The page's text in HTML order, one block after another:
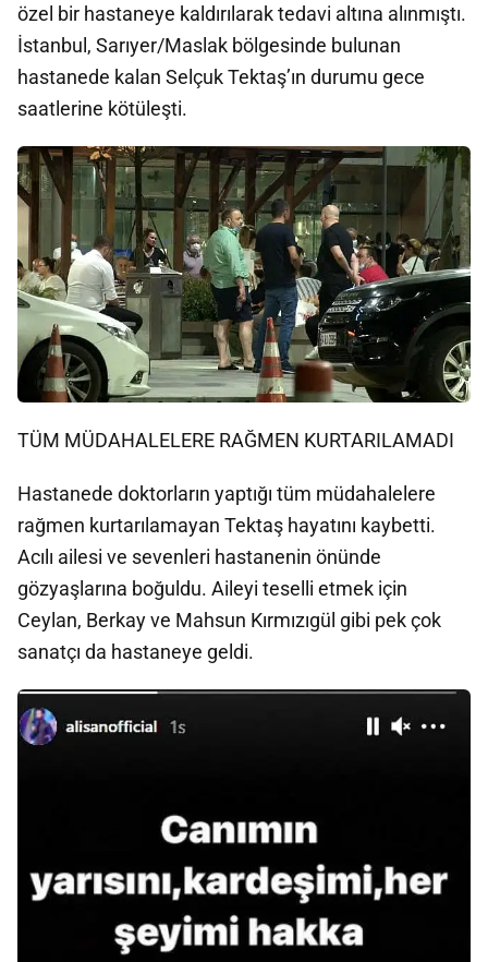
özel bir hastaneye kaldırılarak tedavi altına alınmıştı.
İstanbul, Sarıyer/Maslak bölgesinde bulunan
hastanede kalan Selçuk Tektaş’ın durumu gece
saatlerine kötüleşti.
TÜM MÜDAHALELERE RAĞMEN KURTARILAMADI
Hastanede doktorların yaptığı tüm müdahalelere
rağmen kurtarılamayan Tektaş hayatını kaybetti.
Acılı ailesi ve sevenleri hastanenin önünde
gözyaşlarına boğuldu. Aileyi teselli etmek için
Ceylan, Berkay ve Mahsun Kırmızıgül gibi pek çok
sanatçı da hastaneye geldi.